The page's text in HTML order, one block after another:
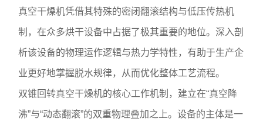
真空干燥机凭借其特殊的密闭翻滚结构与低压传热机
制，在众多烘干设备中占据了极其重要的地位。深入剖
析该设备的物理运作逻辑与热力学特性，有助于生产企
业更好地掌握脱水规律，从而优化整体工艺流程。
双锥回转真空干燥机的核心工作机制，建立在“真空降
沸”与“动态翻滚”的双重物理叠加之上。设备的主体是一